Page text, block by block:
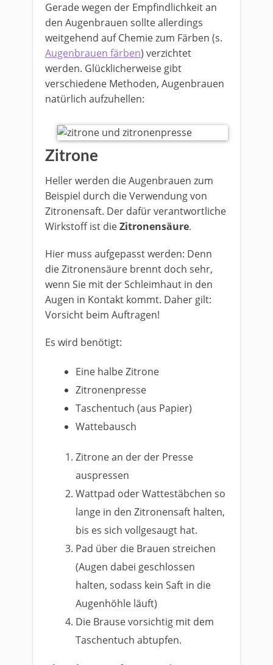
Gerade wegen der Empfindlichkeit an
den Augenbrauen sollte allerdings
weitgehend auf Chemie zum Färben (s.
Augenbrauen färben) verzichtet
werden. Glücklicherweise gibt
verschiedene Methoden, Augenbrauen
natürlich aufzuhellen:
Zitrone
Heller werden die Augenbrauen zum
Beispiel durch die Verwendung von
Zitronensaft. Der dafür verantwortliche
Wirkstoff ist dieZitronensäure.
Hier muss aufgepasst werden: Denn
die Zitronensäure brennt doch sehr,
wenn Sie mit der Schleimhaut in den
Augen in Kontakt kommt. Daher gilt:
Vorsicht beim Auftragen!
Es wird benötigt:
Eine halbe Zitrone
Zitronenpresse
Taschentuch (aus Papier)
Wattebausch
Zitrone an der der Presse
auspressen
Wattpad oder Wattestäbchen so
lange in den Zitronensaft halten,
bis es sich vollgesaugt hat.
Pad über die Brauen streichen
(Augen dabei geschlossen
halten, sodass kein Saft in die
Augenhöhle läuft)
Die Brause vorsichtig mit dem
Taschentuch abtupfen.